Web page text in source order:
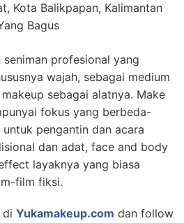
Kota Balikpapan, Kalimantan
Bagus
profesional yang
wajah, sebagai medium
sebagai alatnya. Make
fokus yang berbeda-
pengantin dan acara
dan adat, face and body
layaknya yang biasa
film fiksi.
di Yukamakeup.com dan follow